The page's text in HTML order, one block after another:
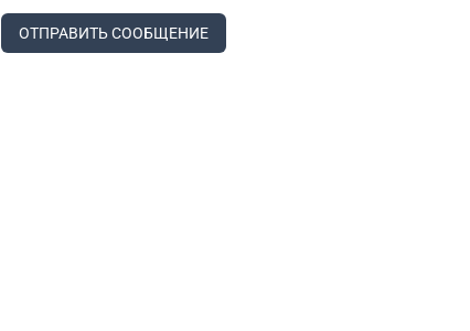
ОТПРАВИТЬ СООБЩЕНИЕ